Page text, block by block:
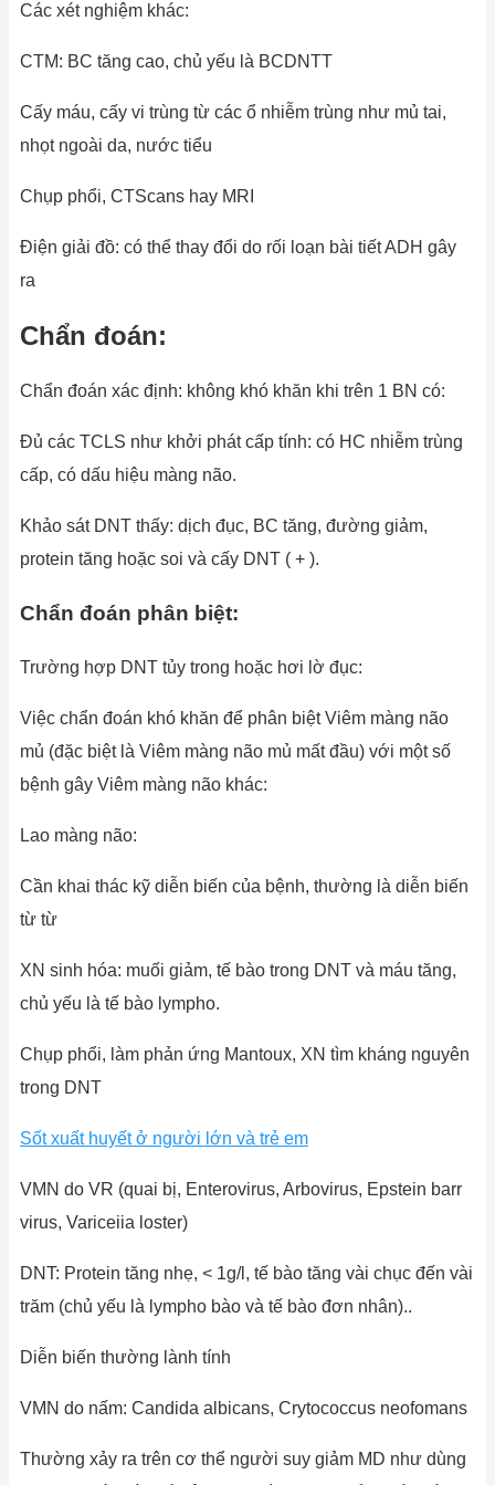
Các xét nghiệm khác:
CTM: BC tăng cao, chủ yếu là BCDNTT
Cấy máu, cấy vi trùng từ các ổ nhiễm trùng như mủ tai,
nhọt ngoài da, nước tiểu
Chụp phổi, CTScans hay MRI
Điện giải đồ: có thể thay đổi do rối loạn bài tiết ADH gây
ra
Chẩn đoán:
Chẩn đoán xác định: không khó khăn khi trên 1 BN có:
Đủ các TCLS như khởi phát cấp tính: có HC nhiễm trùng
cấp, có dấu hiệu màng não.
Khảo sát DNT thấy: dịch đục, BC tăng, đường giảm,
protein tăng hoặc soi và cấy DNT ( + ).
Chẩn đoán phân biệt:
Trường hợp DNT tủy trong hoặc hơi lờ đục:
Việc chẩn đoán khó khăn để phân biệt Viêm màng não
mủ (đặc biệt là Viêm màng não mủ mất đầu) với một số
bệnh gây Viêm màng não khác:
Lao màng não:
Cần khai thác kỹ diễn biến của bệnh, thường là diễn biến
từ từ
XN sinh hóa: muối giảm, tế bào trong DNT và máu tăng,
chủ yếu là tế bào lympho.
Chụp phổi, làm phản ứng Mantoux, XN tìm kháng nguyên
trong DNT
Sốt xuất huyết ở người lớn và trẻ em
VMN do VR (quai bị, Enterovirus, Arbovirus, Epstein barr
virus, Variceiia loster)
DNT: Protein tăng nhẹ, < 1g/l, tế bào tăng vài chục đến vài
trăm (chủ yếu là lympho bào và tế bào đơn nhân)..
Diễn biến thường lành tính
VMN do nấm: Candida albicans, Crytococcus neofomans
Thường xảy ra trên cơ thể người suy giảm MD như dùng